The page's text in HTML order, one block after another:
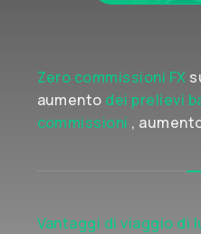
Zero commissioni FX
aumento dei prelievi
commissioni ,
Vantaggi di viaggio di